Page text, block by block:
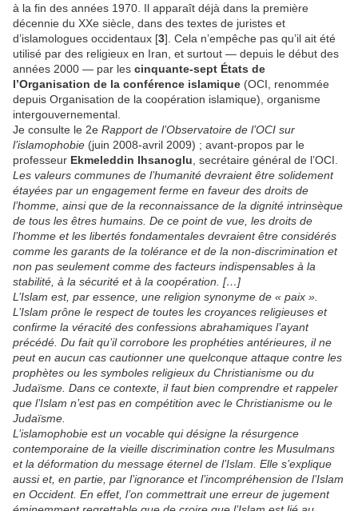
à la fin des années 1970. Il apparaît déjà dans la première
décennie du XXe siècle, dans des textes de juristes et
d’islamologues occidentaux [3]. Cela n’empêche pas qu’il ait été
utilisé par des religieux en Iran, et surtout — depuis le début des
années 2000 — par les cinquante-sept États de
l’Organisation de la conférence islamique (OCI, renommée
depuis Organisation de la coopération islamique), organisme
intergouvernemental.
Je consulte le 2e Rapport de l’Observatoire de l’OCI sur
l’islamophobie (juin 2008-avril 2009) ; avant-propos par le
professeur Ekmeleddin Ihsanoglu , secrétaire général de l’OCI.
Les valeurs communes de l’humanité devraient être solidement
étayées par un engagement ferme en faveur des droits de
l’homme, ainsi que de la reconnaissance de la dignité intrinsèque
de tous les êtres humains. De ce point de vue, les droits de
l’homme et les libertés fondamentales devraient être considérés
comme les garants de la tolérance et de la non-discrimination et
non pas seulement comme des facteurs indispensables à la
stabilité, à la sécurité et à la coopération. […]
L’Islam est, par essence, une religion synonyme de « paix ».
L’Islam prône le respect de toutes les croyances religieuses et
confirme la véracité des confessions abrahamiques l’ayant
précédé. Du fait qu’il corrobore les prophéties antérieures, il ne
peut en aucun cas cautionner une quelconque attaque contre les
prophètes ou les symboles religieux du Christianisme ou du
Judaïsme. Dans ce contexte, il faut bien comprendre et rappeler
que l’Islam n’est pas en compétition avec le Christianisme ou le
Judaïsme.
L’islamophobie est un vocable qui désigne la résurgence
contemporaine de la vieille discrimination contre les Musulmans
et la déformation du message éternel de l’Islam. Elle s’explique
aussi et, en partie, par l’ignorance et l’incompréhension de l’Islam
en Occident. En effet, l’on commettrait une erreur de jugement